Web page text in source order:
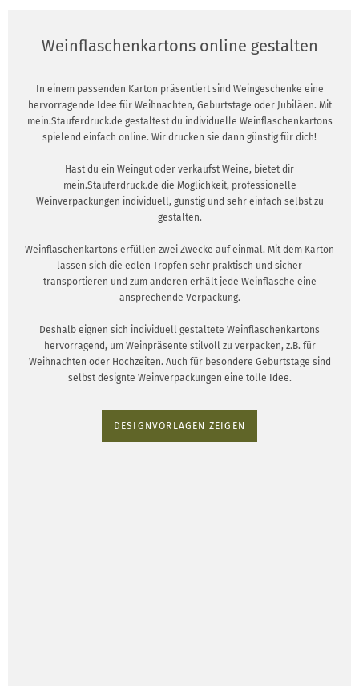
Weinflaschenkartons online gestalten
In einem passenden Karton präsentiert sind Weingeschenke eine
hervorragende Idee für Weihnachten, Geburtstage oder Jubiläen. Mit
mein.Stauferdruck.de gestaltest du individuelle Weinflaschenkartons
spielend einfach online. Wir drucken sie dann günstig für dich!
Hast du ein Weingut oder verkaufst Weine, bietet dir
mein.Stauferdruck.de die Möglichkeit, professionelle
Weinverpackungen individuell, günstig und sehr einfach selbst zu
gestalten.
Weinflaschenkartons erfüllen zwei Zwecke auf einmal. Mit dem Karton
lassen sich die edlen Tropfen sehr praktisch und sicher
transportieren und zum anderen erhält jede Weinflasche eine
ansprechende Verpackung.
Deshalb eignen sich individuell gestaltete Weinflaschenkartons
hervorragend, um Weinpräsente stilvoll zu verpacken, z.B. für
Weihnachten oder Hochzeiten. Auch für besondere Geburtstage sind
selbst designte Weinverpackungen eine tolle Idee.
DESIGNVORLAGEN ZEIGEN